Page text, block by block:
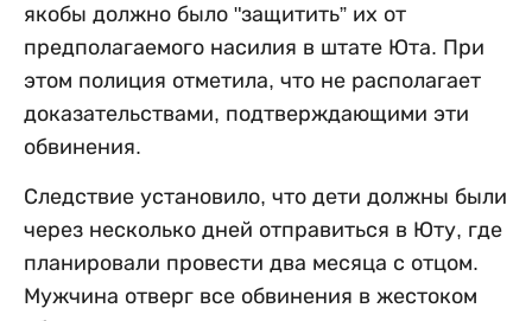
якобы должно было "защитить” их от
предполагаемого насилия в штате Юта. При
этом полиция отметила, что не располагает
доказательствами, подтверждающими эти
обвинения.
Следствие установило, что дети должны были
через несколько дней отправиться в Юту, где
планировали провести два месяца с отцом.
Мужчина отверг все обвинения в жестоком